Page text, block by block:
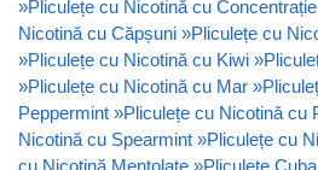
»Pliculețe cu Nicotină cu
Nicotină cu Căpșuni »Pliculețe cu
»Pliculețe cu Nicotină cu Kiwi »
»Pliculețe cu Nicotină cu Mar »
Peppermint »Pliculețe cu Nicotină cu
Nicotină cu Spearmint »Pliculețe cu